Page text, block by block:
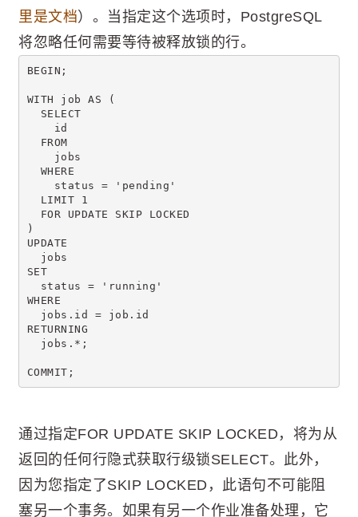
里是文档）。当指定这个选项时，PostgreSQL
将忽略任何需要等待被释放锁的行。
BEGIN;
WITH job AS (
SELECT
id
FROM
jobs
WHERE
status = 'pending'
LIMIT 1
FOR UPDATE SKIP LOCKED
)
UPDATE
jobs
SET
status = 'running'
WHERE
jobs.id = job.id
RETURNING
jobs.*;
COMMIT;
通过指定FOR UPDATE SKIP LOCKED，将为从
返回的任何行隐式获取行级锁SELECT。此外，
因为您指定了SKIP LOCKED，此语句不可能阻
塞另一个事务。如果有另一个作业准备处理，它